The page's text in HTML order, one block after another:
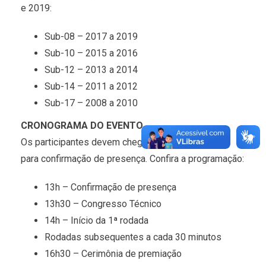
e 2019:
Sub-08 – 2017 a 2019
Sub-10 – 2015 a 2016
Sub-12 – 2013 a 2014
Sub-14 – 2011 a 2012
Sub-17 – 2008 a 2010
CRONOGRAMA DO EVENTO
Os participantes devem chegar com antecedência
para confirmação de presença. Confira a programação:
13h – Confirmação de presença
13h30 – Congresso Técnico
14h – Início da 1ª rodada
Rodadas subsequentes a cada 30 minutos
16h30 – Cerimônia de premiação